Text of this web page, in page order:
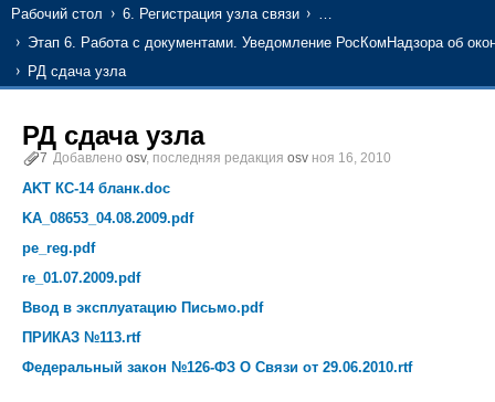
Рабочий стол 6. Регистрация узла связи
…
Этап 6. Работа с документами. Уведомление РосКомНадзора об
РД сдача узла
РД сдача узла
7 Добавлено osv, последняя редакция osv ноя 16, 2010
AKT КС-14 бланк.doc
KA_08653_04.08.2009.pdf
pe_reg.pdf
re_01.07.2009.pdf
Ввод в эксплуатацию Письмо.pdf
ПРИКАЗ №113.rtf
Федеральный закон №126-ФЗ О Связи от 29.06.2010.rtf